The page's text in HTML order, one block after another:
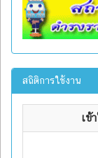
สถิติการใช้งาน
เข้